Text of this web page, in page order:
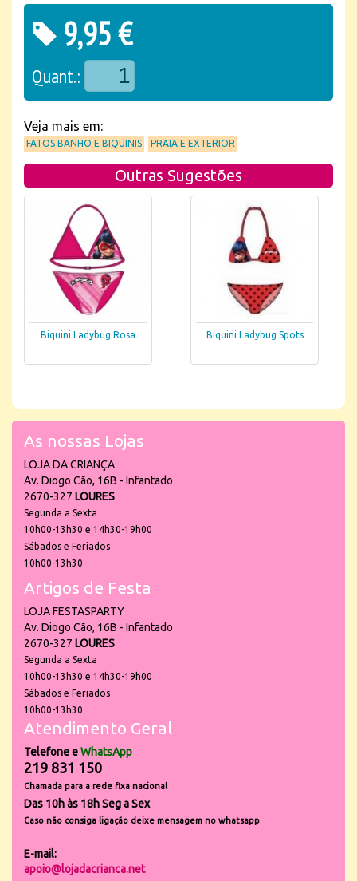
9,95 €
Quant.:
Veja mais em:
FATOS BANHO E BIQUINIS PRAIA E EXTERIOR
Outras Sugestões
Biquini Ladybug Rosa Biquini Ladybug Spots
As nossas Lojas
LOJA DA CRIANÇA
Av. Diogo Cão, 16B - Infantado
2670-327 LOURES
Segunda a Sexta
10h00-13h30 e 14h30-19h00
Sábados e Feriados
10h00-13h30
Artigos de Festa
LOJA FESTASPARTY
Av. Diogo Cão, 16B - Infantado
2670-327 LOURES
Segunda a Sexta
10h00-13h30 e 14h30-19h00
Sábados e Feriados
10h00-13h30
Atendimento Geral
Telefone eWhatsApp
219 831 150
Chamada para a rede fixa nacional
Das 10h às 18h Seg a Sex
Caso não consiga ligação deixe mensagem no whatsapp
E-mail:
apoio@lojadacrianca.net